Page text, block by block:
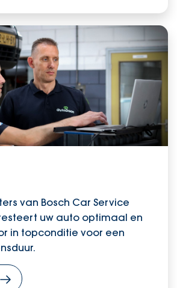
van Bosch Car Service
uw auto optimaal en
in topconditie voor een